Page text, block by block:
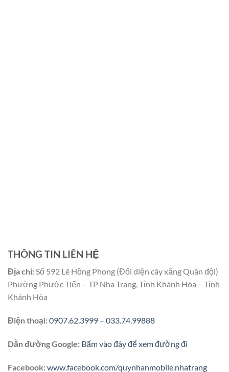
THÔNG TIN LIÊN HỆ
Địa chỉ:Số 592 Lê Hồng Phong (Đối diện cây xăng Quân đội)
Phường Phước Tiến – TP Nha Trang, Tỉnh Khánh Hòa – Tỉnh
Khánh Hòa
Điện thoại:0907.62.3999 – 033.74.99888
Dẫn đường Google: Bấm vào đây để xem đường đi
Facebook:www.facebook.com/quynhanmobile.nhatrang